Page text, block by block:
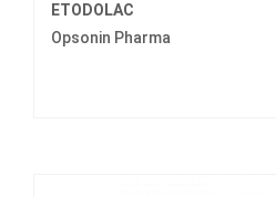
ETODOLAC
Opsonin Pharma